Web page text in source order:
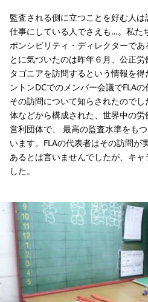
監査される側に立つことを好む人
仕事にしている人でさえも…。私た
ポンシビリティ・ディレクターで
とに気づいたのは昨年６月、公正労
タゴニアを訪問するという情報を
ントンDCでのメンバー会議でFLAの
その訪問について知らされたので
体などから構成された、世界中の
営利団体で、 最高の監査水準をも
います。FLAの代表者はその訪問が
あるとは言いませんでしたが、キ
した。